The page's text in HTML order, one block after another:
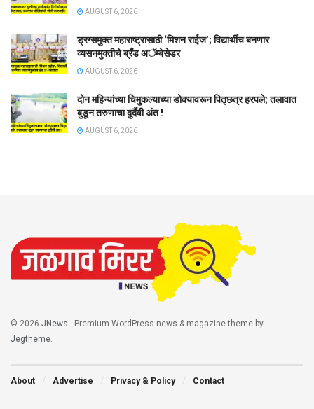
AUGUST 6, 2026
ड्रग्समुक्त महाराष्ट्रासाठी ‘मिशन राईज’; विद्यार्थीच बनणार
व्यसनमुक्तीचे ब्रँड अॅम्बेसेडर
AUGUST 6, 2026
दोन महिन्यांच्या चिमुकल्याच्या डोक्यावरून पितृछत्र हरपले; तलावात
बुडून तरुणाचा दुर्दैवी अंत !
AUGUST 6, 2026
© 2026 JNews - Premium WordPress news & magazine theme by
Jegtheme
About Advertise Privacy & Policy Contact